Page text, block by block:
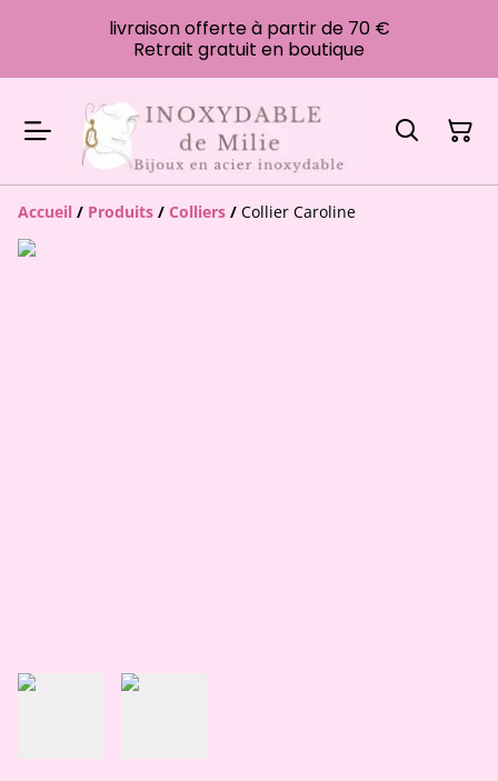
livraison offerte à partir de 70 €
Retrait gratuit en boutique
Accueil / Produits / Colliers / Collier Caroline